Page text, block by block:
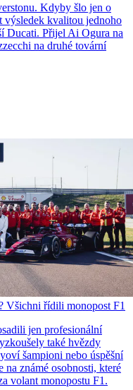
Kdyby šlo jen o
výsledek kvalitou jednoho
Ducati. Přijel Ai Ogura na
na druhé tovární
Všichni řídili monopost F1
jen profesionální
také hvězdy
šampioni nebo úspěšní
známé osobnosti, které
volant monopostu F1.